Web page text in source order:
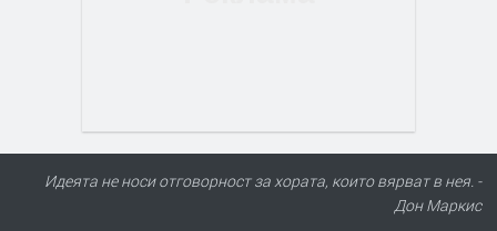
Идеята не носи отговорност за хората, които вярват в нея. -
Дон Маркис